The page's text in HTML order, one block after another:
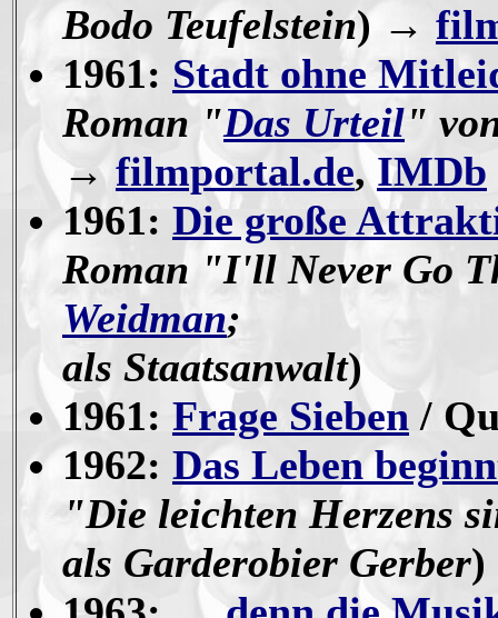
Bodo Teufelstein) →
1961: Stadt ohne
Roman "Das Urteil"
→ filmportal.de,IMDb
1961: Die große
Roman "I'll Never Go
Weidman;
als Staatsanwalt)
1961: Frage Sieben /
1962: Das Leben
"Die leichten Herzens
als Garderobier Gerber)